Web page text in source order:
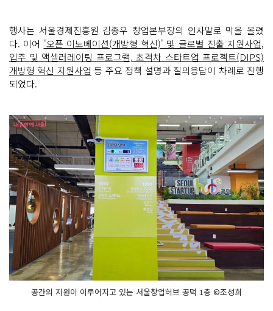
행사는 서울경제진흥원 김종우 창업본부장의 인사말로 막을 올렸
다. 이어 '오픈 이노베이션(개방형 혁신)' 및 글로벌 진출 지원사업,
입주 및 액셀러레이팅 프로그램, 초격차 스타트업 프로젝트(DIPS)
개방형 혁신 지원사업 등 주요 정책 설명과 질의응답이 차례로 진행
되었다.
공간의 지원이 이루어지고 있는 서울창업허브 공덕 1층 ©조성희